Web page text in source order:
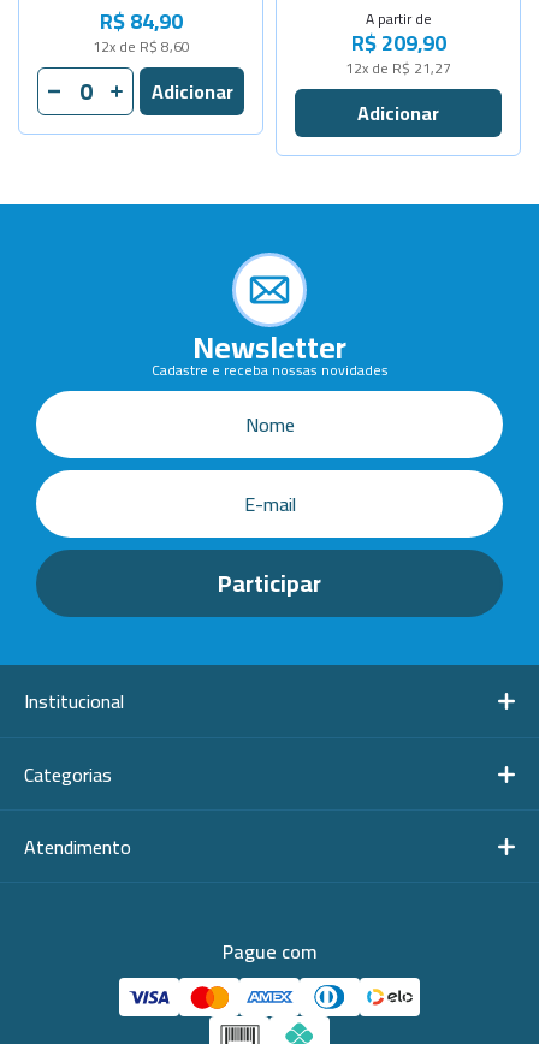
R$ 84,90
12x de R$ 8,60
A partir de
R$ 209,90
12x de R$ 21,27
Newsletter
Cadastre e receba nossas novidades
Institucional
Categorias
Atendimento
Pague com